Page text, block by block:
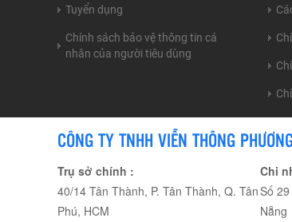
Tuyển dụng
Chính sách bảo vệ thông tin cá
nhân của người tiêu dùng
CÔNG TY TNHH VIỄN THÔNG
Trụ sở chính :
40/14 Tân Thành, P. Tân Thành, Q. Tân
Phú, HCM
Chi
Số
Nẵng